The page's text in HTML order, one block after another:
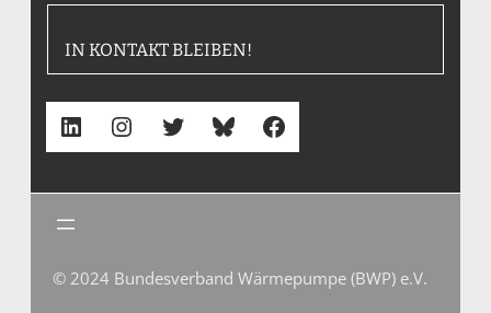
IN KONTAKT BLEIBEN!
LinkedIn Instagram Twitter Bluesky Facebook
© 2024 Bundesverband Wärmepumpe (BWP) e.V.